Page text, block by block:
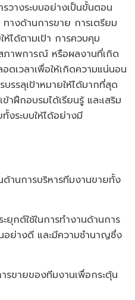
วางระบบอย่างเป็นขั้นตอน
างด้านการขาย การเตรียม
ห้ได้ตามเป้า การควบคุม
ภาพการณ์ หรือผลงานที่เกิด
ดเวลาเพื่อให้เกิดความแน่นอน
รรลุเป้าหมายให้ได้มากที่สุด
าฝึกอบรมได้เรียนรู้ และเสริม
งระบบให้ได้อย่างมี
ด้านการบริหารทีมงานขายทั้ง
ยุกต์ใช้ในการทำงานด้านการ
อย่างดี และมีความชำนาญซึ่ง
รขายของทีมงานเพื่อกระตุ้น